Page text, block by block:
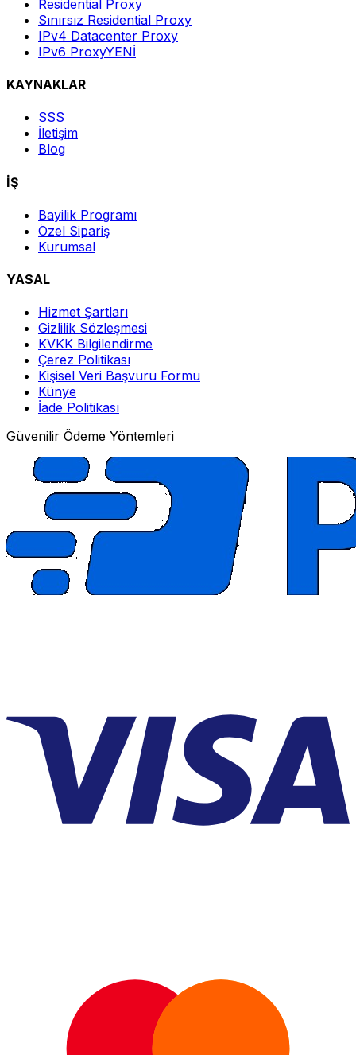
Residential Proxy
Sınırsız Residential Proxy
IPv4 Datacenter Proxy
IPv6 ProxyYENİ
KAYNAKLAR
SSS
İletişim
Blog
İŞ
Bayilik Programı
Özel Sipariş
Kurumsal
YASAL
Hizmet Şartları
Gizlilik Sözleşmesi
KVKK Bilgilendirme
Çerez Politikası
Kişisel Veri Başvuru Formu
Künye
İade Politikası
Güvenilir Ödeme Yöntemleri